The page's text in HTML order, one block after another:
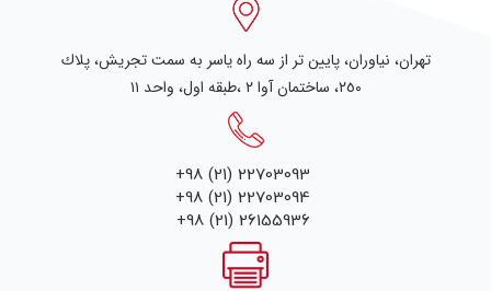
تهران، نياوران، پایین تر از سه راه یاسر به سمت تجریش، پلاك
٢٥٠، ساختمان آوا ۲ ،طبقه اول، واحد ۱۱
+98 (21) 22703093
+98 (21) 22703094
+98 (21) 26155936